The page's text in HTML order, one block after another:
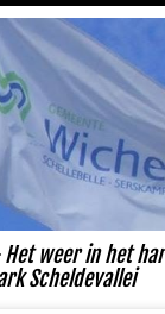
weer in het
Scheldevallei